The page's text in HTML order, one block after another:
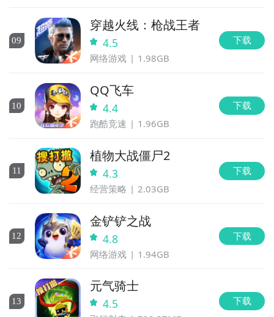
09
穿越火线：枪战王者
4.5
网络游戏 1.98GB
下载
10
QQ飞车
4.4
跑酷竞速 1.96GB
下载
11
植物大战僵尸2
4.3
经营策略 2.03GB
下载
12
金铲铲之战
4.8
网络游戏 1.94GB
下载
13
元气骑士
4.5 下载